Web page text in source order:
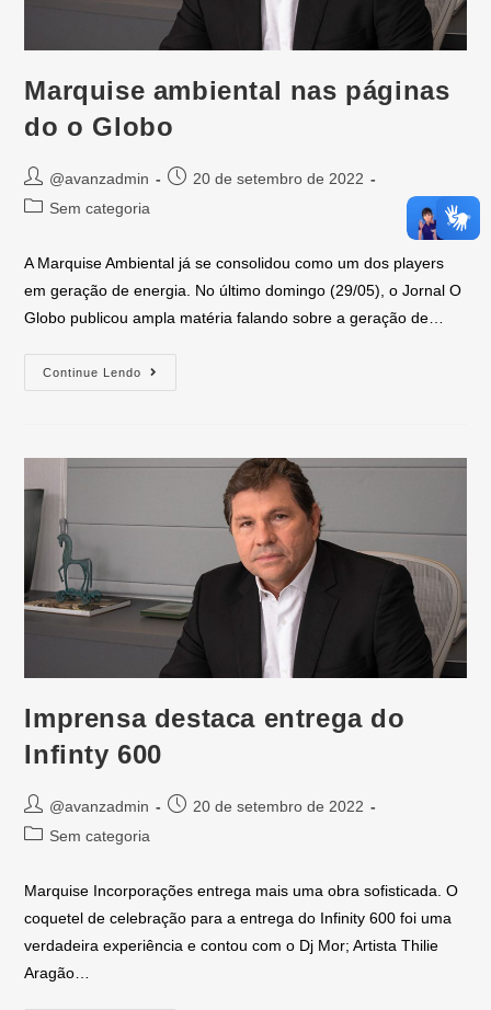
Marquise ambiental nas páginas
do o Globo
@avanzadmin
20 de setembro de 2022
Sem categoria
A Marquise Ambiental já se consolidou como um dos players
em geração de energia. No último domingo (29/05), o Jornal O
Globo publicou ampla matéria falando sobre a geração de…
Continue Lendo
Imprensa destaca entrega do
Infinty 600
@avanzadmin
20 de setembro de 2022
Sem categoria
Marquise Incorporações entrega mais uma obra sofisticada. O
coquetel de celebração para a entrega do Infinity 600 foi uma
verdadeira experiência e contou com o Dj Mor; Artista Thilie
Aragão…
corretamente.
Os cookies de
visitantes em
anônima.
como links
para seu
perfil em
redes
sociais,
comentários,
chatbots,
etc.
Marketing
Os cookies de
publicidade
rastreiam a
para que a
empresa possa
acordo com tal